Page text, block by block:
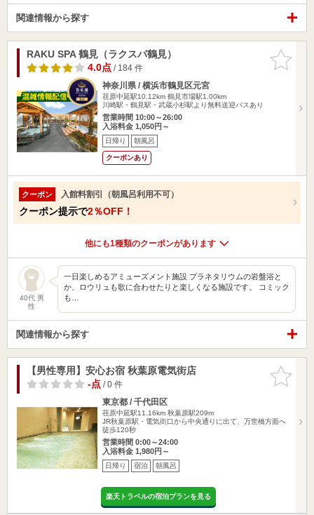
関連情報から探す
お気に入
りに追加
RAKU SPA 鶴見（ラクスパ鶴見）
4.0点/ 184 件
神奈川県 / 横浜市鶴見区元宮
荏原中延駅10.12km 鶴見市場駅1.00km
川崎駅・鶴見駅・武蔵小杉駅より無料送迎バスあり
営業時間 10:00～26:00
入浴料金 1,050円～
日帰り 朝風呂
クーポンあり
クーポン 入館料割引（朝風呂利用不可）
クーポン提示で2％OFF！
他にも1種類のクーポンがあります
40代 男
性
一日楽しめるアミューズメント施設 プラネタリウムの岩盤浴と
か、ロウリュも歌に合わせたりと楽しくなる施設です。 コミック
も…
関連情報から探す
お気に入
りに追加
【男性専用】安心お宿 秋葉原電気街店
-点/ 0 件
東京都 / 千代田区
荏原中延駅11.16km 秋葉原駅209m
JR秋葉原駅・電気街口から中央通りに出て、万世橋方面へ
徒歩120秒
営業時間 0:00～24:00
入浴料金 1,980円～
日帰り 宿泊 朝風呂
楽天トラベルの宿泊プランを見る